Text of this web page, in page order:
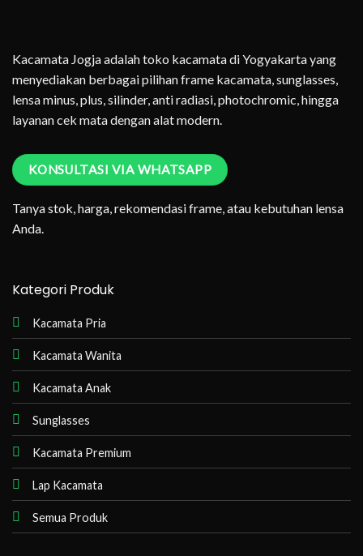
Kacamata Jogja adalah toko kacamata di Yogyakarta yang
menyediakan berbagai pilihan frame kacamata, sunglasses,
lensa minus, plus, silinder, anti radiasi, photochromic, hingga
layanan cek mata dengan alat modern.
KONSULTASI VIA WHATSAPP
Tanya stok, harga, rekomendasi frame, atau kebutuhan lensa
Anda.
Kategori Produk
Kacamata Pria
Kacamata Wanita
Kacamata Anak
Sunglasses
Kacamata Premium
Lap Kacamata
Semua Produk